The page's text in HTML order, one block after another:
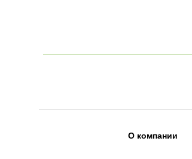
О компании